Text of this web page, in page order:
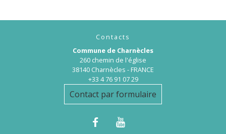
Contacts
Commune de Charnècles
260 chemin de l'église
38140 Charnècles - FRANCE
+33 4 76 91 07 29
Contact par formulaire